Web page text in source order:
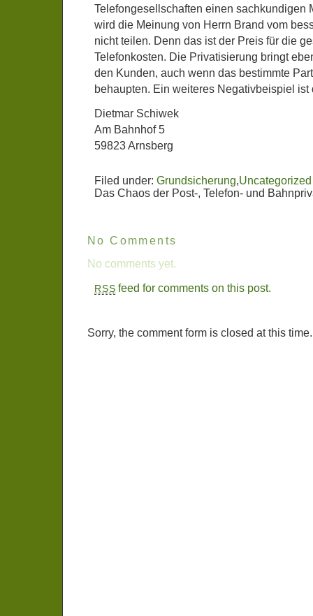
Telefongesellschaften einen sachkundigen
wird die Meinung von Herrn Brand vom
nicht teilen. Denn das ist der Preis für die
Telefonkosten. Die Privatisierung bringt
den Kunden, auch wenn das bestimmte
behaupten. Ein weiteres Negativbeispiel ist
Dietmar Schiwek
Am Bahnhof 5
59823 Arnsberg
Filed under: Grundsicherung,Uncategorized
Das Chaos der Post-, Telefon- und
No Comments
No comments yet.
RSS feed for comments on this post.
Sorry, the comment form is closed at this time.